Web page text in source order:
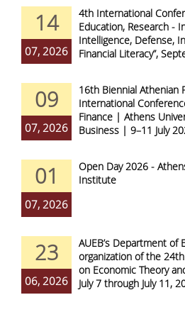
14
07, 2026
4th International
Education, Research -
Intelligence, Defense,
Financial Literacy”,
09
07, 2026
16th Biennial Athenian
International
Finance | Athens
Business | 9–11 July
01
07, 2026
Open Day 2026 -
Institute
23
06, 2026
AUEB’s Department
organization of the
on Economic Theory
July 7 through July 11,